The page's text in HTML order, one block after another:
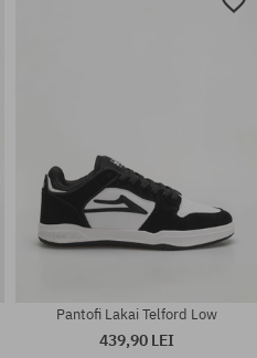
Pantofi Lakai Telford Low
439,90 LEI